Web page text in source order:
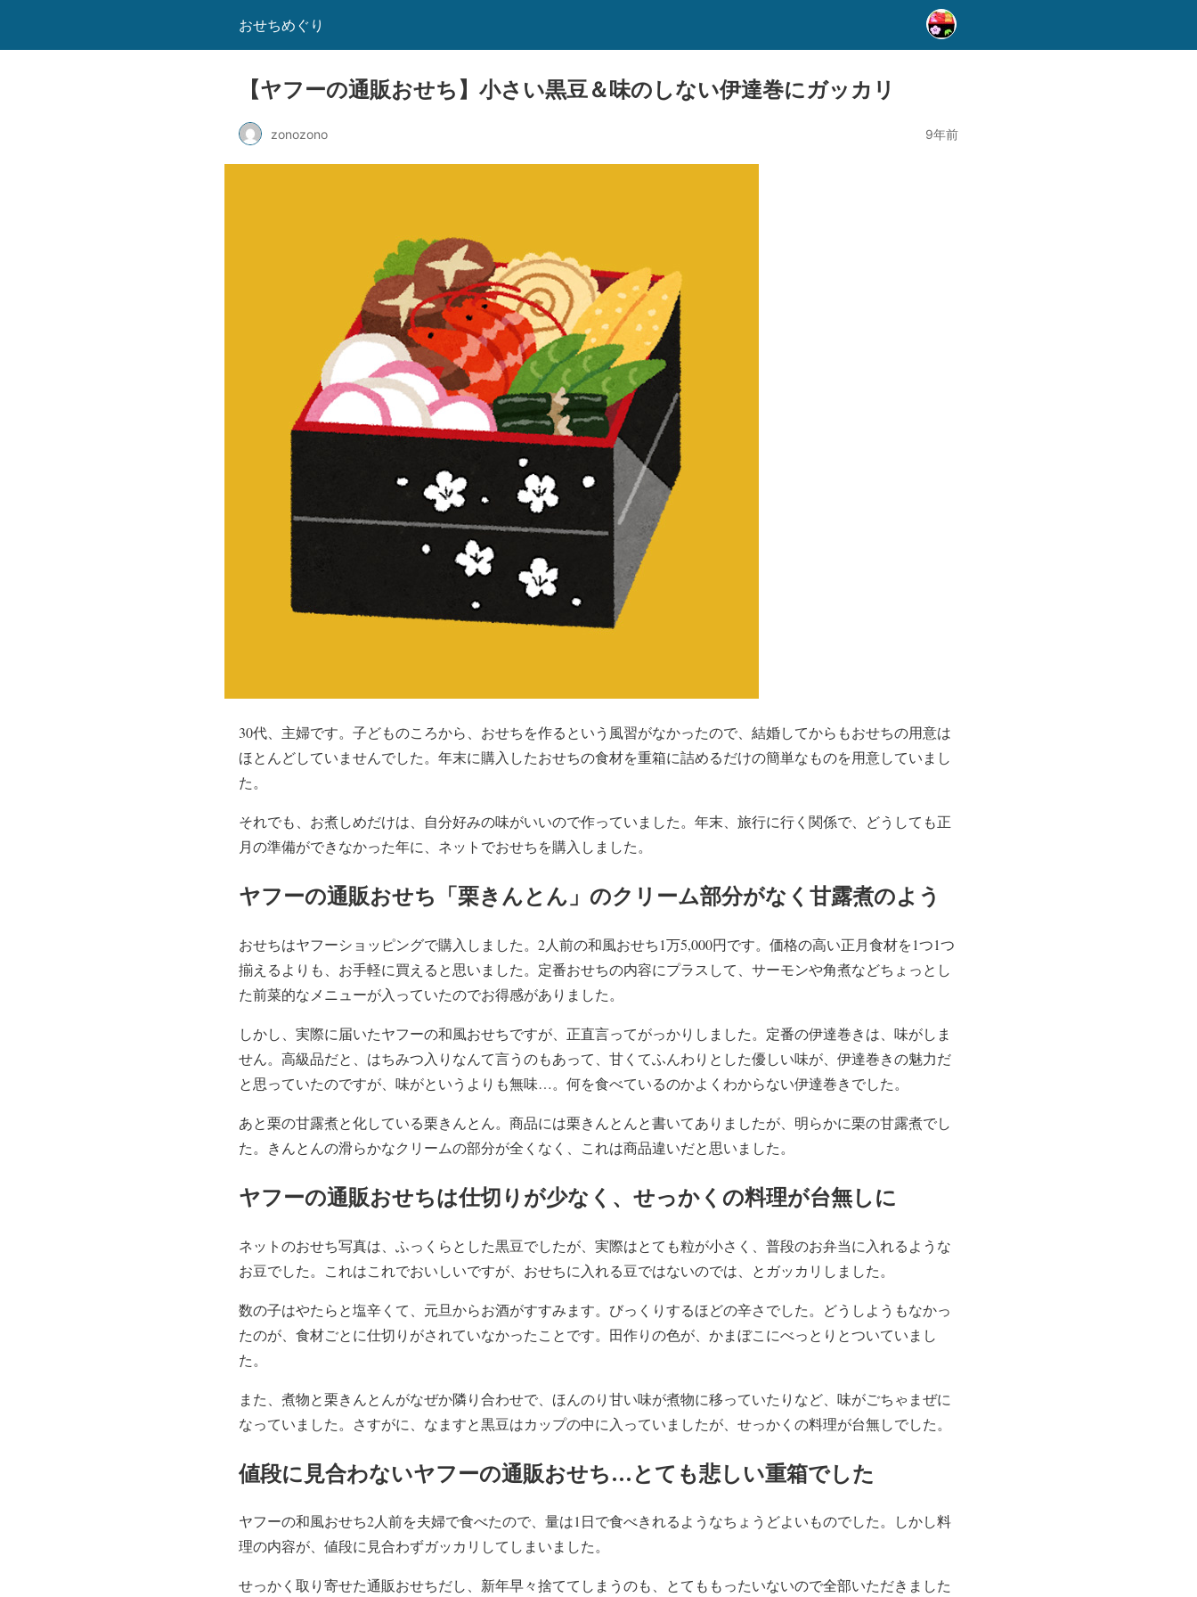
おせちめぐり
【ヤフーの通販おせち】小さい黒豆＆味のしない伊達巻にガッカリ
zonozono 9年前
30代、主婦です。子どものころから、おせちを作るという風習がなかったので、結婚してからもおせちの用意は
ほとんどしていませんでした。年末に購入したおせちの食材を重箱に詰めるだけの簡単なものを用意していまし
た。
それでも、お煮しめだけは、自分好みの味がいいので作っていました。年末、旅行に行く関係で、どうしても正
月の準備ができなかった年に、ネットでおせちを購入しました。
ヤフーの通販おせち「栗きんとん」のクリーム部分がなく甘露煮のよう
おせちはヤフーショッピングで購入しました。2人前の和風おせち1万5,000円です。価格の高い正月食材を1つ1つ
揃えるよりも、お手軽に買えると思いました。定番おせちの内容にプラスして、サーモンや角煮などちょっとし
た前菜的なメニューが入っていたのでお得感がありました。
しかし、実際に届いたヤフーの和風おせちですが、正直言ってがっかりしました。定番の伊達巻きは、味がしま
せん。高級品だと、はちみつ入りなんて言うのもあって、甘くてふんわりとした優しい味が、伊達巻きの魅力だ
と思っていたのですが、味がというよりも無味…。何を食べているのかよくわからない伊達巻きでした。
あと栗の甘露煮と化している栗きんとん。商品には栗きんとんと書いてありましたが、明らかに栗の甘露煮でし
た。きんとんの滑らかなクリームの部分が全くなく、これは商品違いだと思いました。
ヤフーの通販おせちは仕切りが少なく、せっかくの料理が台無しに
ネットのおせち写真は、ふっくらとした黒豆でしたが、実際はとても粒が小さく、普段のお弁当に入れるような
お豆でした。これはこれでおいしいですが、おせちに入れる豆ではないのでは、とガッカリしました。
数の子はやたらと塩辛くて、元旦からお酒がすすみます。びっくりするほどの辛さでした。どうしようもなかっ
たのが、食材ごとに仕切りがされていなかったことです。田作りの色が、かまぼこにべっとりとついていまし
た。
また、煮物と栗きんとんがなぜか隣り合わせで、ほんのり甘い味が煮物に移っていたりなど、味がごちゃまぜに
なっていました。さすがに、なますと黒豆はカップの中に入っていましたが、せっかくの料理が台無しでした。
値段に見合わないヤフーの通販おせち…とても悲しい重箱でした
ヤフーの和風おせち2人前を夫婦で食べたので、量は1日で食べきれるようなちょうどよいものでした。しかし料
理の内容が、値段に見合わずガッカリしてしまいました。
せっかく取り寄せた通販おせちだし、新年早々捨ててしまうのも、とてももったいないので全部いただきました